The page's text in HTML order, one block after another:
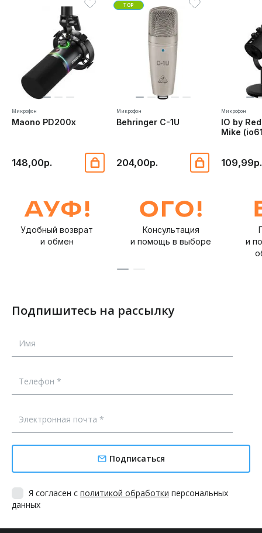
Микрофон
Maono PD200x
148,00р.
TOP
Микрофон
Behringer C-1U
204,00р.
Микрофон
IO by
Mike
109,99р.
Удобный возврат
и обмен
Консультация
и помощь в выборе
и
Подпишитесь на рассылку
Подписаться
Я согласен с политикой обработки персональных
данных